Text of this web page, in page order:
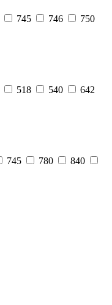
745 746
750
518 540
642
745 780
840